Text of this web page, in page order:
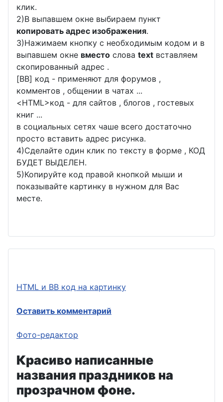
клик.
2)В выпавшем окне выбираем пункт
копировать адрес изображения.
3)Нажимаем кнопку с необходимым кодом и в
выпавшем окне вместо слова text вставляем
скопированный адрес .
[BB] код - применяют для форумов ,
комментов , общении в чатах ...
<HTML>код - для сайтов , блогов , гостевых
книг ...
в социальных сетях чаше всего достаточно
просто вставить адрес рисунка.
4)Сделайте один клик по тексту в форме , КОД
БУДЕТ ВЫДЕЛЕН.
5)Копируйте код правой кнопкой мыши и
показывайте картинку в нужном для Вас
месте.
HTML и BB код на картинку
Оставить комментарий
Фото-редактор
Красиво написанные
названия праздников на
прозрачном фоне.